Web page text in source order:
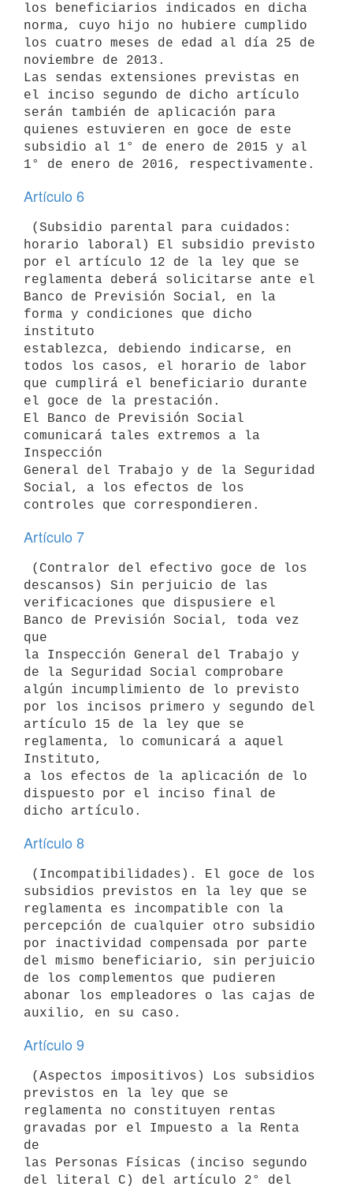
los beneficiarios indicados en dicha
norma, cuyo hijo no hubiere cumplido
los cuatro meses de edad al día 25 de
noviembre de 2013.
Las sendas extensiones previstas en
el inciso segundo de dicho artículo
serán también de aplicación para
quienes estuvieren en goce de este
subsidio al 1° de enero de 2015 y al
Artículo 6
horario laboral) El subsidio previsto
por el artículo 12 de la ley que se
reglamenta deberá solicitarse ante el
Banco de Previsión Social, en la
forma y condiciones que dicho
instituto
establezca, debiendo indicarse, en
todos los casos, el horario de labor
que cumplirá el beneficiario durante
el goce de la prestación.
El Banco de Previsión Social
comunicará tales extremos a la
Inspección
General del Trabajo y de la Seguridad
Social, a los efectos de los
Artículo 7
descansos) Sin perjuicio de las
verificaciones que dispusiere el
Banco de Previsión Social, toda vez
que
la Inspección General del Trabajo y
de la Seguridad Social comprobare
algún incumplimiento de lo previsto
por los incisos primero y segundo del
artículo 15 de la ley que se
reglamenta, lo comunicará a aquel
Instituto,
a los efectos de la aplicación de lo
dispuesto por el inciso final de
Artículo 8
subsidios previstos en la ley que se
reglamenta es incompatible con la
percepción de cualquier otro subsidio
por inactividad compensada por parte
del mismo beneficiario, sin perjuicio
de los complementos que pudieren
abonar los empleadores o las cajas de
Artículo 9
previstos en la ley que se
reglamenta no constituyen rentas
gravadas por el Impuesto a la Renta
de
las Personas Físicas (inciso segundo
del literal C) del artículo 2° del